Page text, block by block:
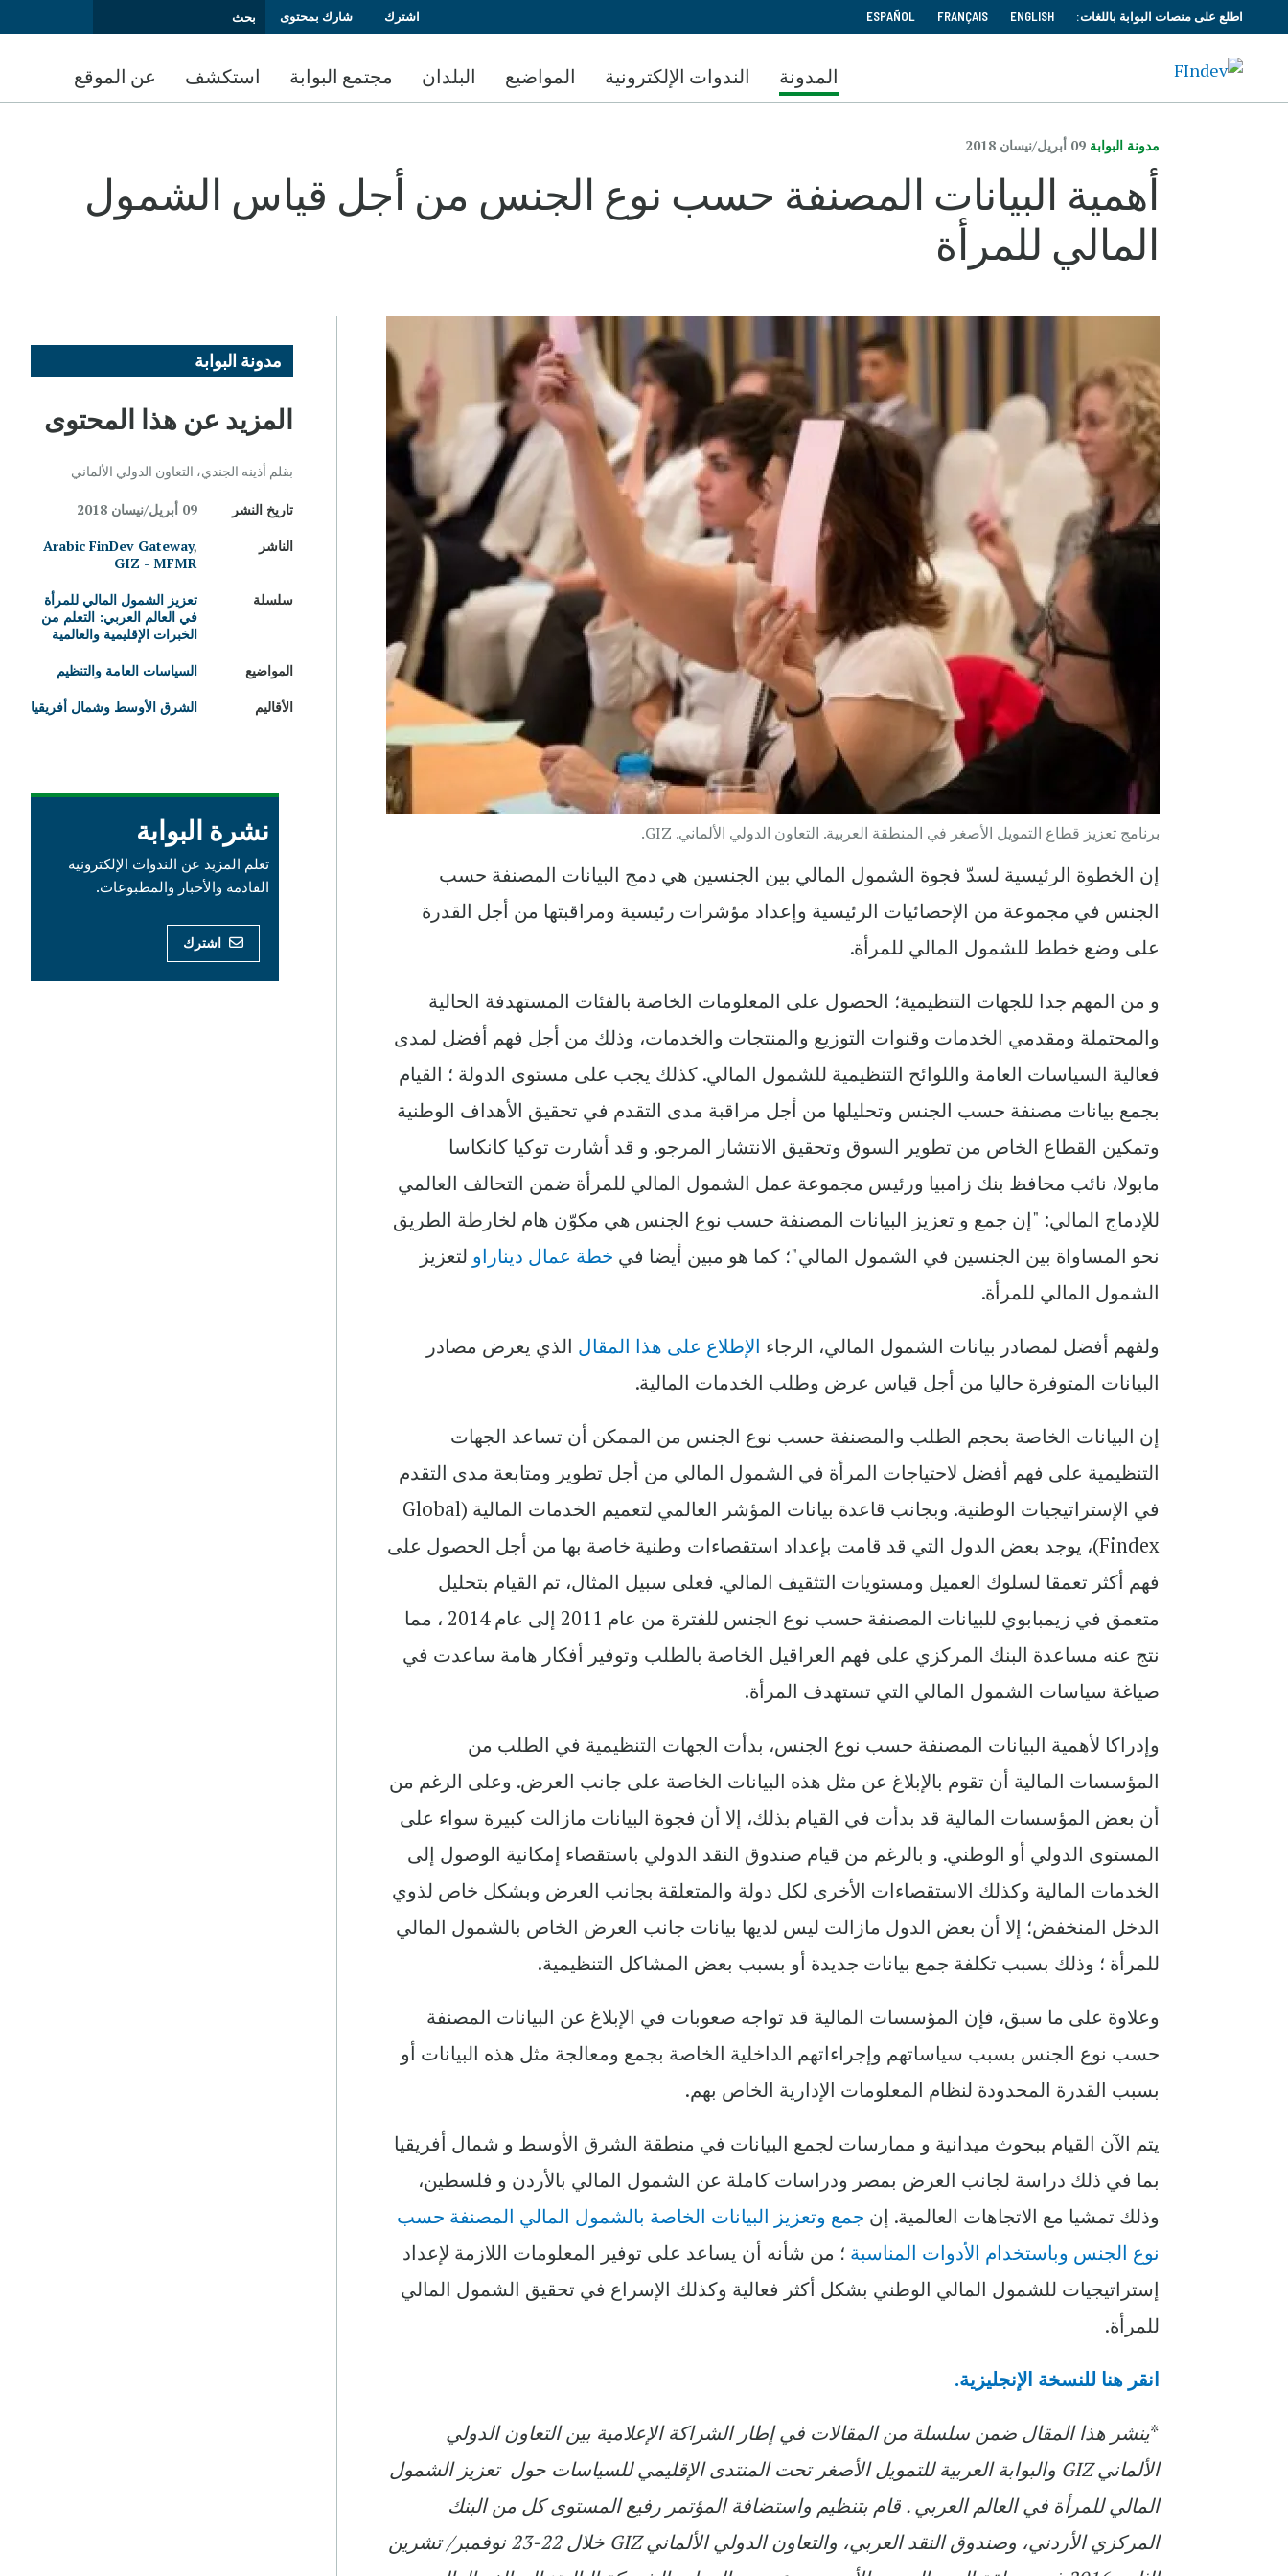
إلى
الرئيسي
اطلع على منصات البوابة باللغات: ENGLISH
FRANÇAIS
ESPAÑOL اشترك شارك بمحتوى
المدونة الندوات الإلكترونية المواضيع البلدان مجتمع البوابة استكشف عن الموقع
مدونة البوابة 09 أبريل/نيسان 2018
أهمية البيانات المصنفة حسب نوع الجنس من أجل قياس الشمول
المالي للمرأة
برنامج تعزيز قطاع التمويل الأصغر في المنطقة العربية. التعاون الدولي الألماني. GIZ.
إن الخطوة الرئيسية لسدّ فجوة الشمول المالي بين الجنسين هي دمج البيانات المصنفة حسب
الجنس في مجموعة من الإحصائيات الرئيسية وإعداد مؤشرات رئيسية ومراقبتها من أجل القدرة
على وضع خطط للشمول المالي للمرأة.
و من المهم جدا للجهات التنظيمية؛ الحصول على المعلومات الخاصة بالفئات المستهدفة الحالية
والمحتملة ومقدمي الخدمات وقنوات التوزيع والمنتجات والخدمات، وذلك من أجل فهم أفضل لمدى
فعالية السياسات العامة واللوائح التنظيمية للشمول المالي. كذلك يجب على مستوى الدولة ؛ القيام
بجمع بيانات مصنفة حسب الجنس وتحليلها من أجل مراقبة مدى التقدم في تحقيق الأهداف الوطنية
وتمكين القطاع الخاص من تطوير السوق وتحقيق الانتشار المرجو. و قد أشارت توكيا كانكاسا
مابولا، نائب محافظ بنك زامبيا ورئيس مجموعة عمل الشمول المالي للمرأة ضمن التحالف العالمي
للإدماج المالي: "إن جمع و تعزيز البيانات المصنفة حسب نوع الجنس هي مكوّن هام لخارطة الطريق
نحو المساواة بين الجنسين في الشمول المالي"؛ كما هو مبين أيضا في خطة عمال ديناراو لتعزيز
الشمول المالي للمرأة.
ولفهم أفضل لمصادر بيانات الشمول المالي، الرجاء الإطلاع على هذا المقال الذي يعرض مصادر
البيانات المتوفرة حاليا من أجل قياس عرض وطلب الخدمات المالية.
إن البيانات الخاصة بحجم الطلب والمصنفة حسب نوع الجنس من الممكن أن تساعد الجهات
التنظيمية على فهم أفضل لاحتياجات المرأة في الشمول المالي من أجل تطوير ومتابعة مدى التقدم
في الإستراتيجيات الوطنية. وبجانب قاعدة بيانات المؤشر العالمي لتعميم الخدمات المالية (Global
Findex)، يوجد بعض الدول التي قد قامت بإعداد استقصاءات وطنية خاصة بها من أجل الحصول على
فهم أكثر تعمقا لسلوك العميل ومستويات التثقيف المالي. فعلى سبيل المثال، تم القيام بتحليل
متعمق في زيمبابوي للبيانات المصنفة حسب نوع الجنس للفترة من عام 2011 إلى عام 2014 ، مما
نتج عنه مساعدة البنك المركزي على فهم العراقيل الخاصة بالطلب وتوفير أفكار هامة ساعدت في
صياغة سياسات الشمول المالي التي تستهدف المرأة.
وإدراكا لأهمية البيانات المصنفة حسب نوع الجنس، بدأت الجهات التنظيمية في الطلب من
المؤسسات المالية أن تقوم بالإبلاغ عن مثل هذه البيانات الخاصة على جانب العرض. وعلى الرغم من
أن بعض المؤسسات المالية قد بدأت في القيام بذلك، إلا أن فجوة البيانات مازالت كبيرة سواء على
المستوى الدولي أو الوطني. و بالرغم من قيام صندوق النقد الدولي باستقصاء إمكانية الوصول إلى
الخدمات المالية وكذلك الاستقصاءات الأخرى لكل دولة والمتعلقة بجانب العرض وبشكل خاص لذوي
الدخل المنخفض؛ إلا أن بعض الدول مازالت ليس لديها بيانات جانب العرض الخاص بالشمول المالي
للمرأة ؛ وذلك بسبب تكلفة جمع بيانات جديدة أو بسبب بعض المشاكل التنظيمية.
وعلاوة على ما سبق، فإن المؤسسات المالية قد تواجه صعوبات في الإبلاغ عن البيانات المصنفة
حسب نوع الجنس بسبب سياساتهم وإجراءاتهم الداخلية الخاصة بجمع ومعالجة مثل هذه البيانات أو
بسبب القدرة المحدودة لنظام المعلومات الإدارية الخاص بهم.
يتم الآن القيام ببحوث ميدانية و ممارسات لجمع البيانات في منطقة الشرق الأوسط و شمال أفريقيا
بما في ذلك دراسة لجانب العرض بمصر ودراسات كاملة عن الشمول المالي بالأردن و فلسطين،
وذلك تمشيا مع الاتجاهات العالمية. إن جمع وتعزيز البيانات الخاصة بالشمول المالي المصنفة حسب
نوع الجنس وباستخدام الأدوات المناسبة ؛ من شأنه أن يساعد على توفير المعلومات اللازمة لإعداد
إستراتيجيات للشمول المالي الوطني بشكل أكثر فعالية وكذلك الإسراع في تحقيق الشمول المالي
للمرأة.
انقر هنا للنسخة الإنجليزية.
*ينشر هذا المقال ضمن سلسلة من المقالات في إطار الشراكة الإعلامية بين التعاون الدولي
الألماني GIZ والبوابة العربية للتمويل الأصغر تحت المنتدى الإقليمي للسياسات حول تعزيز الشمول
المالي للمرأة في العالم العربي . قام بتنظيم واستضافة المؤتمر رفيع المستوى كل من البنك
المركزي الأردني، وصندوق النقد العربي، والتعاون الدولي الألماني GIZ خلال 22-23 نوفمبر/ تشرين
مدونة البوابة
المزيد عن هذا المحتوى
بقلم أذينه الجندي، التعاون الدولي الألماني
تاريخ النشر
09 أبريل/نيسان 2018
الناشر
Arabic FinDev Gateway,
GIZ - MFMR
سلسلة
تعزيز الشمول المالي للمرأة
في العالم العربي: التعلم من
الخبرات الإقليمية والعالمية
المواضيع
السياسات العامة والتنظيم
الأقاليم
الشرق الأوسط وشمال أفريقيا
نشرة البوابة
تعلم المزيد عن الندوات الإلكترونية
القادمة والأخبار والمطبوعات.
اشترك